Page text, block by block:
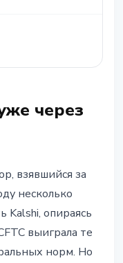
через
взявшийся за
несколько
Kalshi, опираясь
выиграла те
норм. Но